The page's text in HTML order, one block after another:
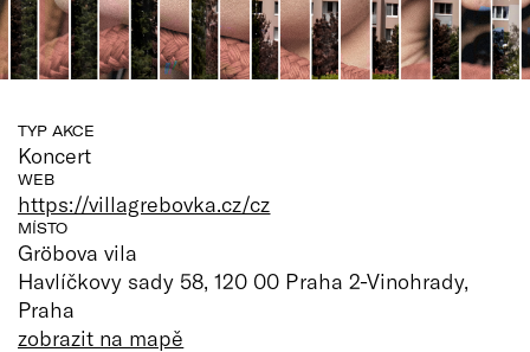
TYP AKCE
Koncert
WEB
https://villagrebovka.cz/cz
MÍSTO
Gröbova vila
Havlíčkovy sady 58, 120 00 Praha 2-Vinohrady,
Praha
zobrazit na mapě